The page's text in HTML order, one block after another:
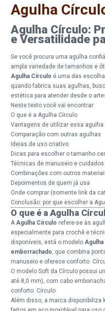
Agulha
Agulha Círculo:
e Versatilidade
Se você procura uma agulha
ampla variedade de tamanhos e
Agulha Círculo é uma das
quando fabrica suas agulhas,
estética para atender desde o
Neste texto você vai encontrar:
O que é a Agulha Círculo
Vantagens de utilizar essa agulha
Comparação com outras agulhas
Ideias de uso criativo
Dicas para escolher o tamanho
Técnicas de manuseio e cuidados
Combinações com outros
Depoimentos de quem já usa
Onde comprar (somente link da
Conclusão: por que escolher a
O que é a Agulha
AAgulha Círculo refere-se às
especialmente para crochê e
disponíveis, está o modelo
emborrachado, que combina
manuseio e oferece conforto.
O modelo Soft da Círculo possui
até 8,0 mm), com cabo
conforto. Círculo
Além disso, a marca disponibiliza